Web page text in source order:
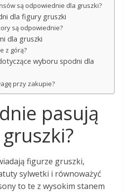
są odpowiednie dla gruszki?
dla figury gruszki
są odpowiednie?
dla gruszki
z górą?
wyboru spodni dla
przy zakupie?
pasują
figurze gruszki,
sylwetki i równoważyć
to te z wysokim stanem